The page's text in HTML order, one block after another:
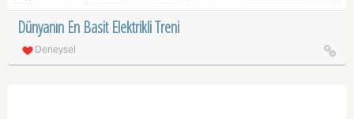
Dünyanın En Basit Elektrikli Treni
Deneysel